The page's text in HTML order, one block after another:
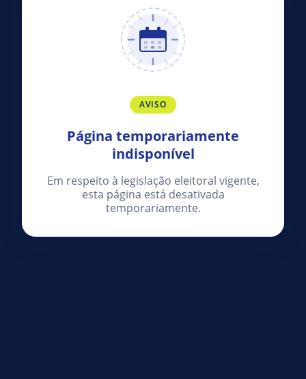
AVISO
Página temporariamente
indisponível
Em respeito à legislação eleitoral vigente,
esta página está desativada
temporariamente.